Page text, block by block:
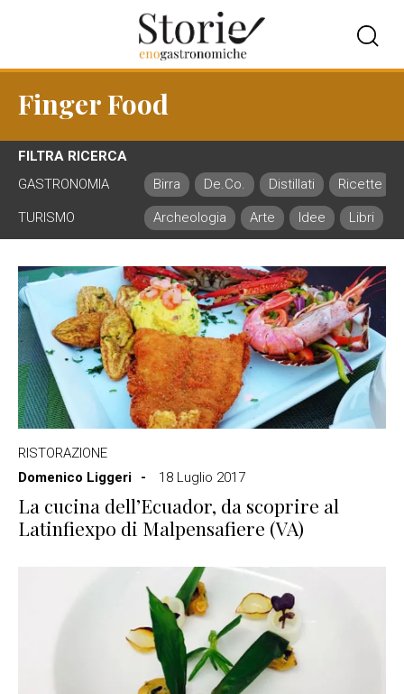
Finger Food
FILTRA RICERCA
GASTRONOMIA
Birra De.Co. Distillati Ricette
TURISMO Archeologia Arte Idee Libri
RISTORAZIONE
Domenico Liggeri
18 Luglio 2017
La cucina dell’Ecuador, da scoprire al
Latinfiexpo di Malpensafiere (VA)